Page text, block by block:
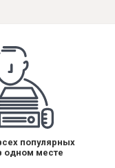
популярных
одном месте